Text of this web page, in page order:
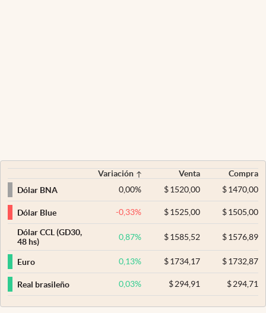
Variación Venta
Compra
Dólar BNA
0,00% $ 1520,00 $1470,00
Dólar Blue -0,33% $ 1525,00 $1505,00
Dólar CCL (GD30,
48 hs)
0,87% $ 1585,52 $1576,89
Euro 0,13% $ 1734,17 $1732,87
Real brasileño 0,03% $294,91 $294,71